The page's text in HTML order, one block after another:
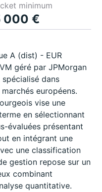
minimum
000 €
A (dist) - EUR
géré par JPMorgan
dans
européens.
vise une
en sélectionnant
évaluées présentant
en intégrant une
une classification
gestion repose sur un
combinant
quantitative.